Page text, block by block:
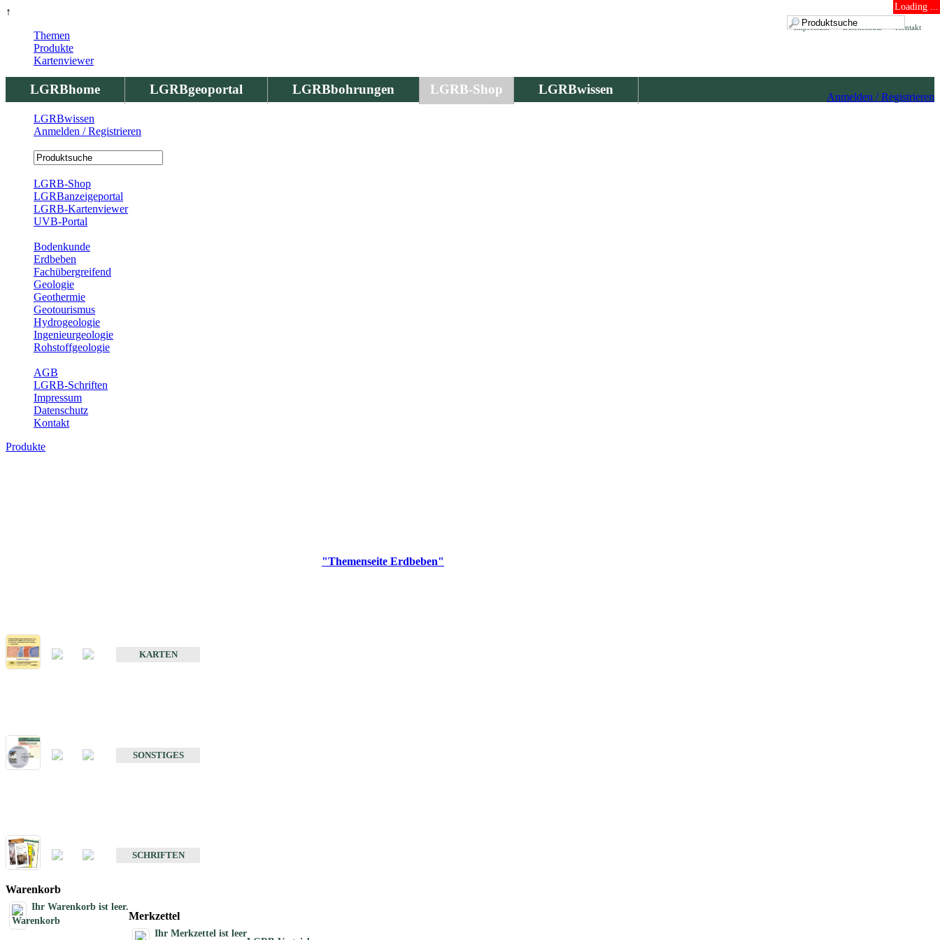
↑ Loading ...
Kontakt
Datenschutz
Impressum
LGRBhome LGRBgeoportal LGRBbohrungen LGRB-Shop LGRBwissen
Anmelden / Registrieren
Themen
Produkte
Kartenviewer
LGRBwissen
Anmelden / Registrieren
LGRB-Shop
LGRBanzeigeportal
LGRB-Kartenviewer
UVB-Portal
Bodenkunde
Erdbeben
Fachübergreifend
Geologie
Geothermie
Geotourismus
Hydrogeologie
Ingenieurgeologie
Rohstoffgeologie
AGB
LGRB-Schriften
Impressum
Datenschutz
Kontakt
Produkte
"Themenseite Erdbeben"
KARTEN
SONSTIGES
SCHRIFTEN
Warenkorb
Ihr Warenkorb ist leer.
Merkzettel
Ihr Merkzettel ist leer